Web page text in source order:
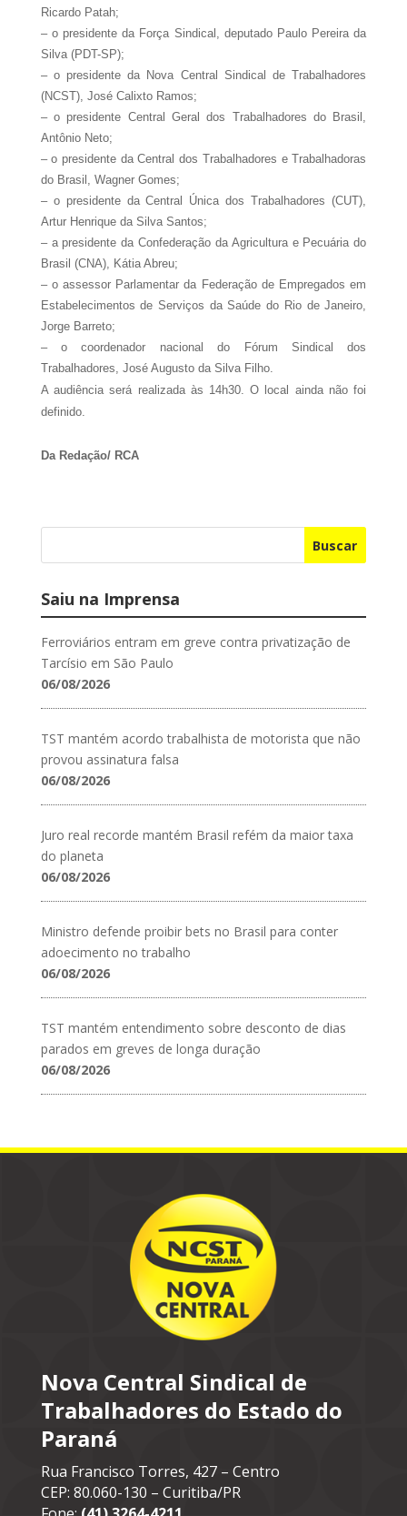
Ricardo Patah;
– o presidente da Força Sindical, deputado Paulo Pereira da
Silva (PDT-SP);
– o presidente da Nova Central Sindical de Trabalhadores
(NCST), José Calixto Ramos;
– o presidente Central Geral dos Trabalhadores do Brasil,
Antônio Neto;
– o presidente da Central dos Trabalhadores e Trabalhadoras
do Brasil, Wagner Gomes;
– o presidente da Central Única dos Trabalhadores (CUT),
Artur Henrique da Silva Santos;
– a presidente da Confederação da Agricultura e Pecuária do
Brasil (CNA), Kátia Abreu;
– o assessor Parlamentar da Federação de Empregados em
Estabelecimentos de Serviços da Saúde do Rio de Janeiro,
Jorge Barreto;
– o coordenador nacional do Fórum Sindical dos
Trabalhadores, José Augusto da Silva Filho.
A audiência será realizada às 14h30. O local ainda não foi
definido.
Da Redação/ RCA
Buscar
Saiu na Imprensa
Ferroviários entram em greve contra privatização de
Tarcísio em São Paulo
06/08/2026
TST mantém acordo trabalhista de motorista que não
provou assinatura falsa
06/08/2026
Juro real recorde mantém Brasil refém da maior taxa
do planeta
06/08/2026
Ministro defende proibir bets no Brasil para conter
adoecimento no trabalho
06/08/2026
TST mantém entendimento sobre desconto de dias
parados em greves de longa duração
06/08/2026
Nova Central Sindical de
Trabalhadores do Estado do
Paraná
Rua Francisco Torres, 427 – Centro
CEP: 80.060-130 – Curitiba/PR